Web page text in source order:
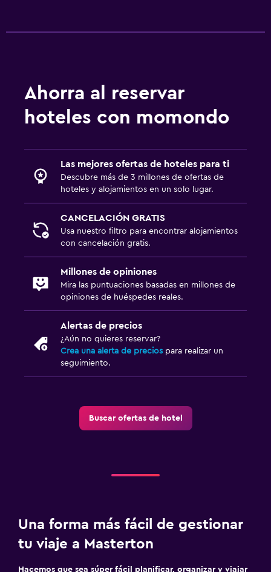
Ahorra al reservar
hoteles con momondo
Las mejores ofertas de hoteles para ti
Descubre más de 3 millones de ofertas de
hoteles y alojamientos en un solo lugar.
CANCELACIÓN GRATIS
Usa nuestro filtro para encontrar alojamientos
con cancelación gratis.
Millones de opiniones
Mira las puntuaciones basadas en millones de
opiniones de huéspedes reales.
Alertas de precios
¿Aún no quieres reservar?
Crea una alerta de precios para realizar un
seguimiento.
Buscar ofertas de hotel
Una forma más fácil de gestionar
tu viaje a Masterton
Hacemos que sea súper fácil planificar, organizar y viajar